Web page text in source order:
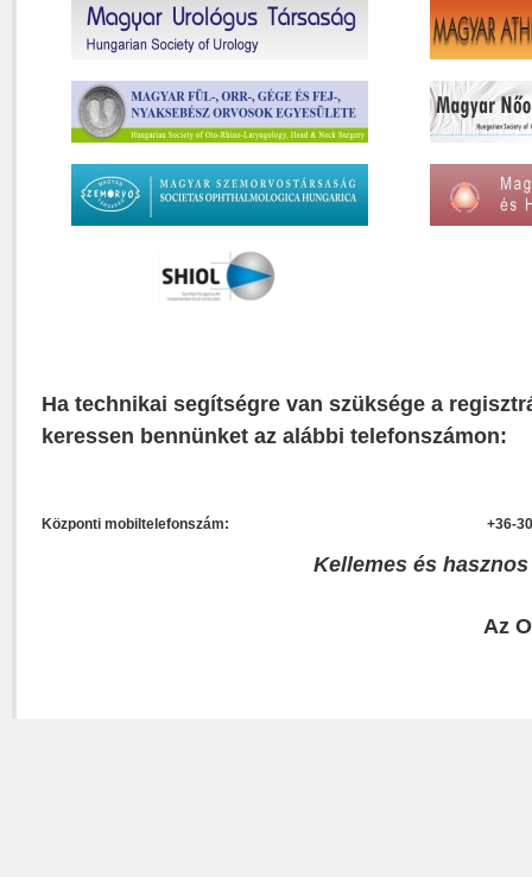
Ha technikai segítségre van szüksége a
keressen bennünket az alábbi telefonszámon:
Központi mobiltelefonszám: +36-
Kellemes és
Az